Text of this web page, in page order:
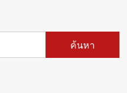
ค้นหา